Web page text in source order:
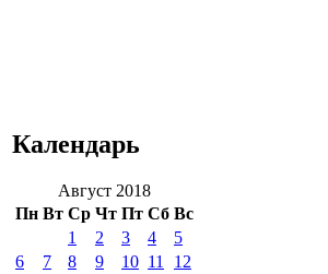
Календарь
Август 2018
Пн Вт Ср Чт Пт Сб Вс
1
2 3 4
5
6
7 8 9 10 11
12